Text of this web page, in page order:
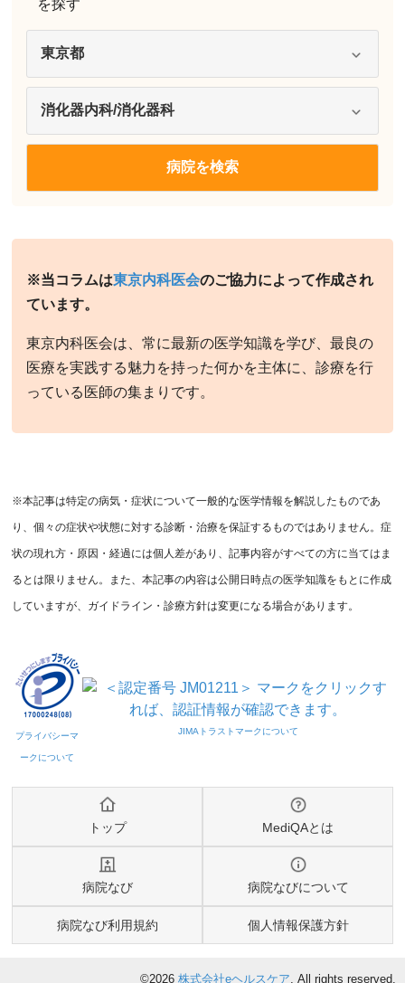
を探す
※当コラムは東京内科医会のご協力によって作成され
ています。
東京内科医会は、常に最新の医学知識を学び、最良の
医療を実践する魅力を持った何かを主体に、診療を行
っている医師の集まりです。
※本記事は特定の病気・症状について一般的な医学情報を解説したものであ
り、個々の症状や状態に対する診断・治療を保証するものではありません。症
状の現れ方・原因・経過には個人差があり、記事内容がすべての方に当てはま
るとは限りません。また、本記事の内容は公開日時点の医学知識をもとに作成
していますが、ガイドライン・診療方針は変更になる場合があります。
トップ MediQAとは
病院なび 病院なびについて
病院なび利用規約 個人情報保護方針
©2026 株式会社eヘルスケア, All rights reserved.